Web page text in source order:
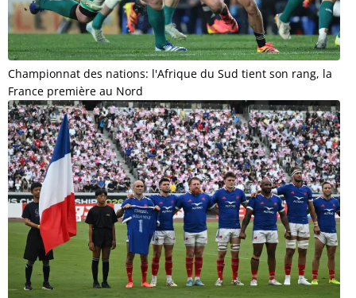
Championnat des nations: l'Afrique du Sud tient son rang, la
France première au Nord